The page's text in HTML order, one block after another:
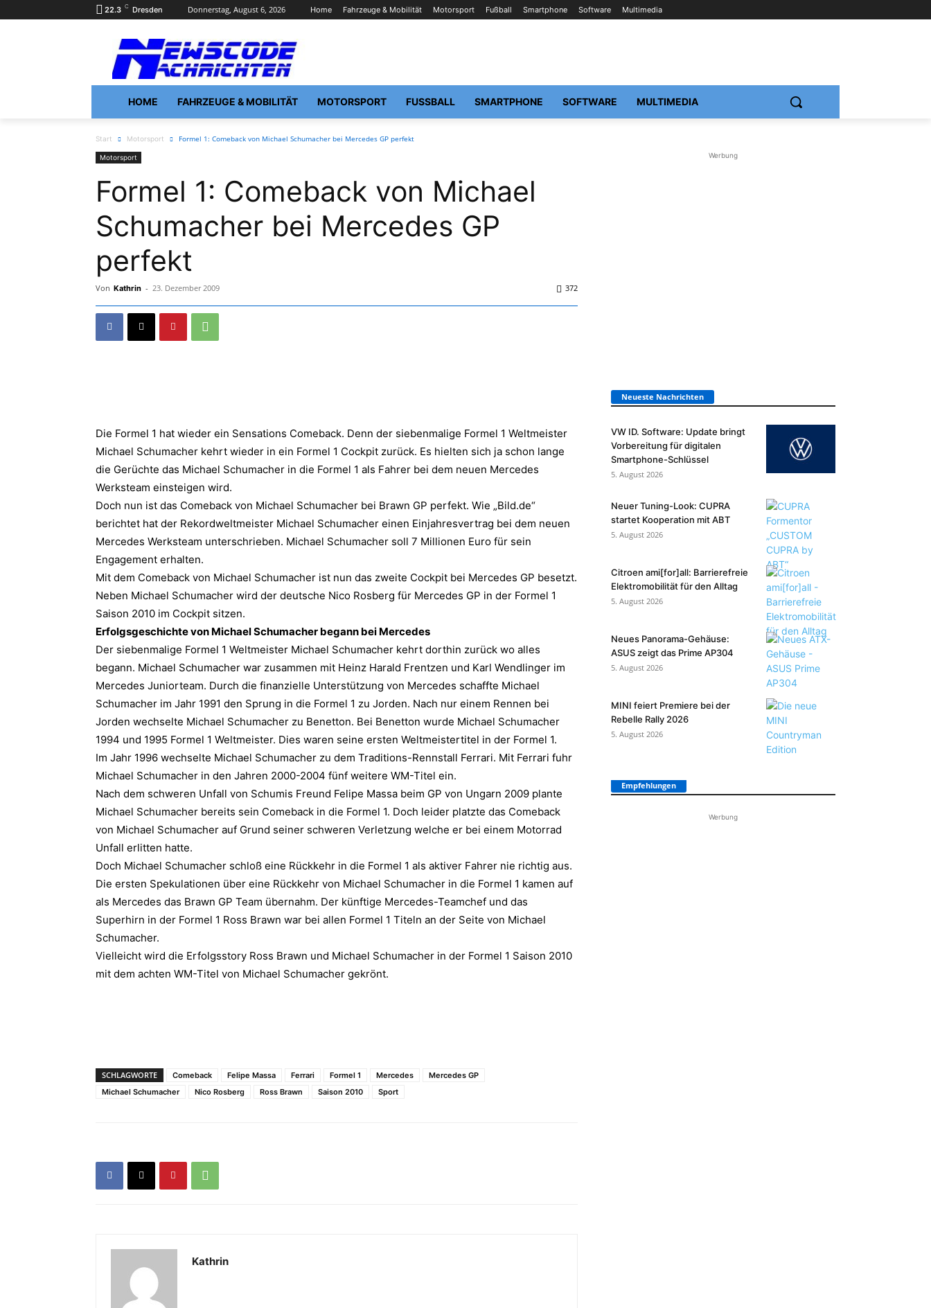
22.3 C Dresden Donnerstag, August 6, 2026 Home Fahrzeuge & Mobilität Motorsport Fußball Smartphone Software Multimedia
HOME FAHRZEUGE & MOBILITÄT MOTORSPORT FUSSBALL SMARTPHONE SOFTWARE MULTIMEDIA
Start Motorsport Formel 1: Comeback von Michael Schumacher bei Mercedes GP perfekt
Motorsport
Formel 1: Comeback von Michael
Schumacher bei Mercedes GP
perfekt
Von Kathrin - 23. Dezember 2009 372
Die Formel 1 hat wieder ein Sensations Comeback. Denn der siebenmalige Formel 1 Weltmeister
Michael Schumacher kehrt wieder in ein Formel 1 Cockpit zurück. Es hielten sich ja schon lange
die Gerüchte das Michael Schumacher in die Formel 1 als Fahrer bei dem neuen Mercedes
Werksteam einsteigen wird.
Doch nun ist das Comeback von Michael Schumacher bei Brawn GP perfekt. Wie „Bild.de“
berichtet hat der Rekordweltmeister Michael Schumacher einen Einjahresvertrag bei dem neuen
Mercedes Werksteam unterschrieben. Michael Schumacher soll 7 Millionen Euro für sein
Engagement erhalten.
Mit dem Comeback von Michael Schumacher ist nun das zweite Cockpit bei Mercedes GP besetzt.
Neben Michael Schumacher wird der deutsche Nico Rosberg für Mercedes GP in der Formel 1
Saison 2010 im Cockpit sitzen.
Erfolgsgeschichte von Michael Schumacher begann bei Mercedes
Der siebenmalige Formel 1 Weltmeister Michael Schumacher kehrt dorthin zurück wo alles
begann. Michael Schumacher war zusammen mit Heinz Harald Frentzen und Karl Wendlinger im
Mercedes Juniorteam. Durch die finanzielle Unterstützung von Mercedes schaffte Michael
Schumacher im Jahr 1991 den Sprung in die Formel 1 zu Jorden. Nach nur einem Rennen bei
Jorden wechselte Michael Schumacher zu Benetton. Bei Benetton wurde Michael Schumacher
1994 und 1995 Formel 1 Weltmeister. Dies waren seine ersten Weltmeistertitel in der Formel 1.
Im Jahr 1996 wechselte Michael Schumacher zu dem Traditions-Rennstall Ferrari. Mit Ferrari fuhr
Michael Schumacher in den Jahren 2000-2004 fünf weitere WM-Titel ein.
Nach dem schweren Unfall von Schumis Freund Felipe Massa beim GP von Ungarn 2009 plante
Michael Schumacher bereits sein Comeback in die Formel 1. Doch leider platzte das Comeback
von Michael Schumacher auf Grund seiner schweren Verletzung welche er bei einem Motorrad
Unfall erlitten hatte.
Doch Michael Schumacher schloß eine Rückkehr in die Formel 1 als aktiver Fahrer nie richtig aus.
Die ersten Spekulationen über eine Rückkehr von Michael Schumacher in die Formel 1 kamen auf
als Mercedes das Brawn GP Team übernahm. Der künftige Mercedes-Teamchef und das
Superhirn in der Formel 1 Ross Brawn war bei allen Formel 1 Titeln an der Seite von Michael
Schumacher.
Vielleicht wird die Erfolgsstory Ross Brawn und Michael Schumacher in der Formel 1 Saison 2010
mit dem achten WM-Titel von Michael Schumacher gekrönt.
SCHLAGWORTE Comeback Felipe Massa Ferrari Formel 1 Mercedes
Mercedes GP
Michael Schumacher
Nico Rosberg Ross Brawn Saison 2010 Sport
Kathrin
Werbung
Neueste Nachrichten
VW ID. Software: Update bringt
Vorbereitung für digitalen
Smartphone-Schlüssel
5. August 2026
Neuer Tuning-Look: CUPRA
startet Kooperation mit ABT
5. August 2026
Citroen ami[for]all: Barrierefreie
Elektromobilität für den Alltag
5. August 2026
Neues Panorama-Gehäuse:
ASUS zeigt das Prime AP304
5. August 2026
MINI feiert Premiere bei der
Rebelle Rally 2026
5. August 2026
Empfehlungen
Werbung